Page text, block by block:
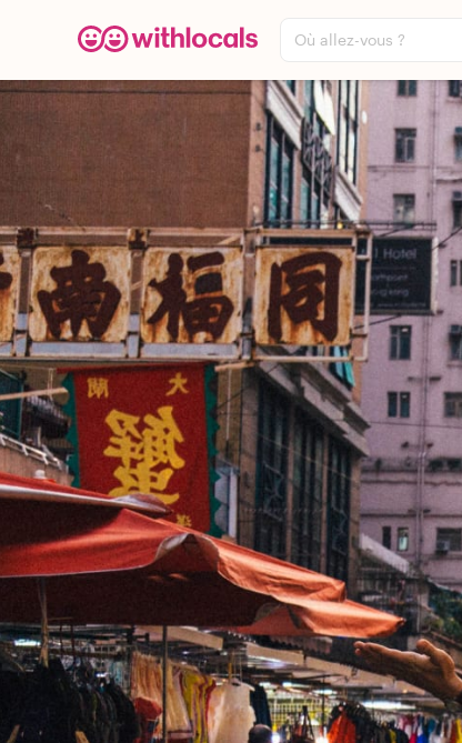
Où allez-vous ?